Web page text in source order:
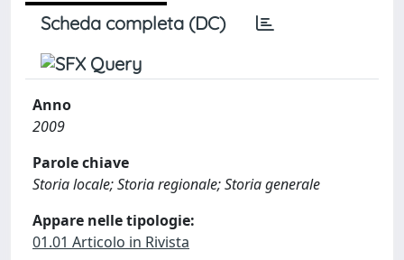
Scheda completa (DC)
Anno
2009
Parole chiave
Storia locale; Storia regionale; Storia generale
Appare nelle tipologie:
01.01 Articolo in Rivista